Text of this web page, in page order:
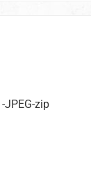
JPEG-zip